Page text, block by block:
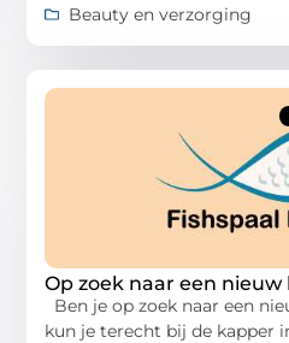
Beauty en verzorging
Op zoek naar een nieuw
Ben je op zoek naar een
kun je terecht bij de kapper